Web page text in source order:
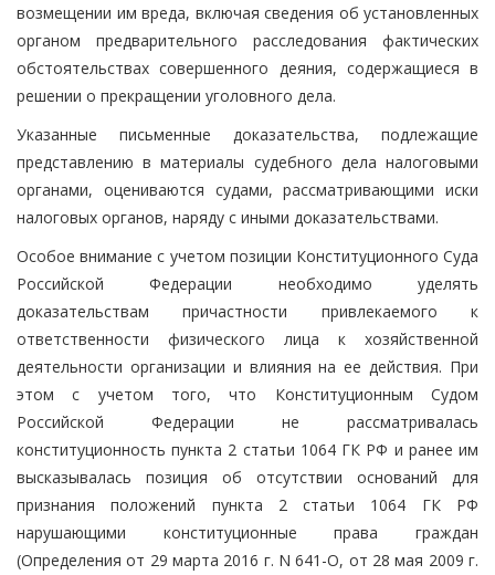
возмещении им вреда, включая сведения об установленных
органом предварительного расследования фактических
обстоятельствах совершенного деяния, содержащиеся в
решении о прекращении уголовного дела.
Указанные письменные доказательства, подлежащие
представлению в материалы судебного дела налоговыми
органами, оцениваются судами, рассматривающими иски
налоговых органов, наряду с иными доказательствами.
Особое внимание с учетом позиции Конституционного Суда
Российской Федерации необходимо уделять
доказательствам причастности привлекаемого к
ответственности физического лица к хозяйственной
деятельности организации и влияния на ее действия. При
этом с учетом того, что Конституционным Судом
Российской Федерации не рассматривалась
конституционность пункта 2 статьи 1064 ГК РФ и ранее им
высказывалась позиция об отсутствии оснований для
признания положений пункта 2 статьи 1064 ГК РФ
нарушающими конституционные права граждан
(Определения от 29 марта 2016 г. N 641-О, от 28 мая 2009 г.